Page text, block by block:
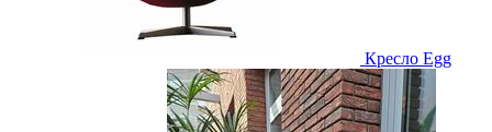
Кресло Egg